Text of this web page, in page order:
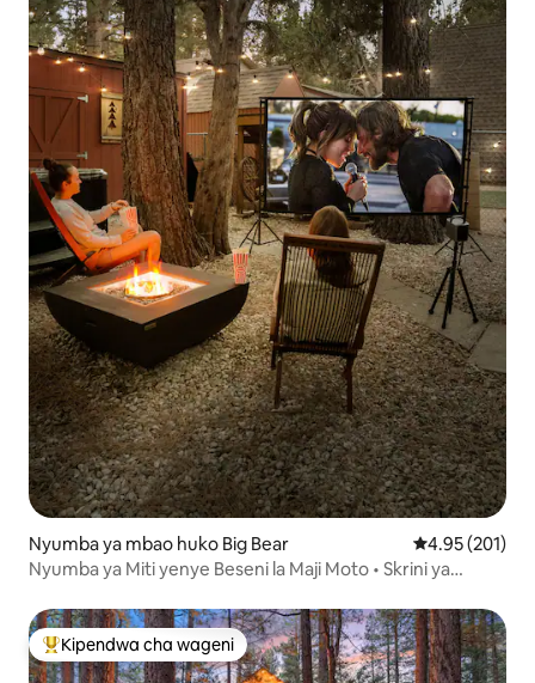
Nyumba ya mbao huko Big Bear Ukadiriaji wa
4.95 (201)
Nyumba ya Miti yenye Beseni la Maji Moto • Skrini ya
Kipendwa maarufu cha wageni
Kipendwa cha wageni